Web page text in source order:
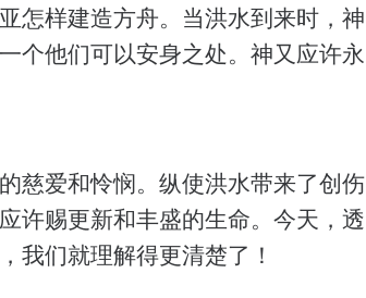
怎样建造方舟。当洪水到来时，神
个他们可以安身之处。神又应许永
慈爱和怜悯。纵使洪水带来了创伤
许赐更新和丰盛的生命。今天，透
我们就理解得更清楚了！